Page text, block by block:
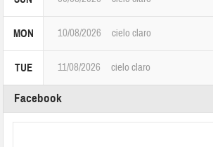
MON 10/08/2026 cielo claro
TUE 11/08/2026 cielo claro
Facebook